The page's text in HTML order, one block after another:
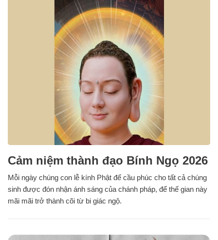
Cảm niệm thành đạo Bính Ngọ 2026
Mỗi ngày chúng con lễ kính Phật để cầu phúc cho tất cả chúng
sinh được đón nhận ánh sáng của chánh pháp, để thế gian này
mãi mãi trở thành cõi từ bi giác ngộ.